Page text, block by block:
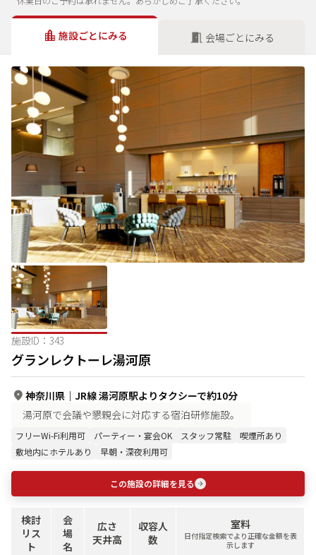
施設ごとにみる 会場ごとにみる
施設ID： 343
グランレクトーレ湯河原
神奈川県 ｜ JR線 湯河原駅よりタクシーで約10分
湯河原で会議や懇親会に対応する宿泊研修施設。
フリーWi-Fi利用可 パーティー・宴会OK スタッフ常駐
喫煙所あり
敷地内にホテルあり
早朝・深夜利用可
この施設の詳細を見る
検討
リス
ト
会
場
名
広さ
天井高
収容人
数
室料
日付指定検索でより正確な金額を表
示します